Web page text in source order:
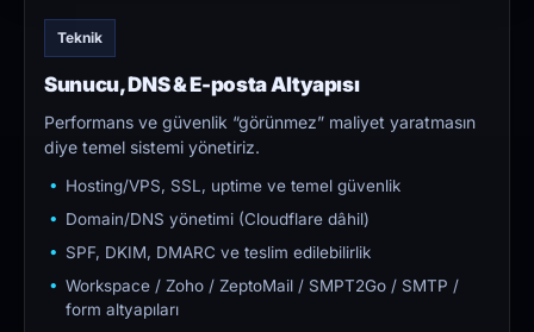
Teknik
Sunucu, DNS & E-posta Altyapısı
Performans ve güvenlik “görünmez” maliyet yaratmasın
diye temel sistemi yönetiriz.
Hosting/VPS, SSL, uptime ve temel güvenlik
Domain/DNS yönetimi (Cloudflare dâhil)
SPF, DKIM, DMARC ve teslim edilebilirlik
Workspace / Zoho / ZeptoMail / SMPT2Go / SMTP /
form altyapıları